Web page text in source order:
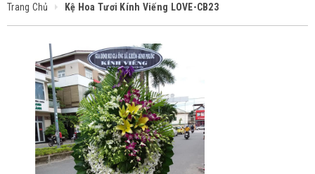
Trang Chủ Kệ Hoa Tươi Kính Viếng LOVE-CB23